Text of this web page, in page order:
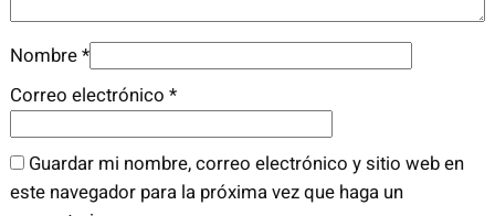
I
ó
N
c
a
n
t
Nombre*
Correo electrónico *
Guardar mi nombre, correo electrónico y sitio web en
este navegador para la próxima vez que haga un